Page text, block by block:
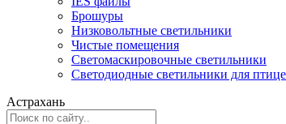
Брошуры
Низковольтные светильники
Чистые помещения
Светомаскировочные светильники
Светодиодные светильники для
Астрахань